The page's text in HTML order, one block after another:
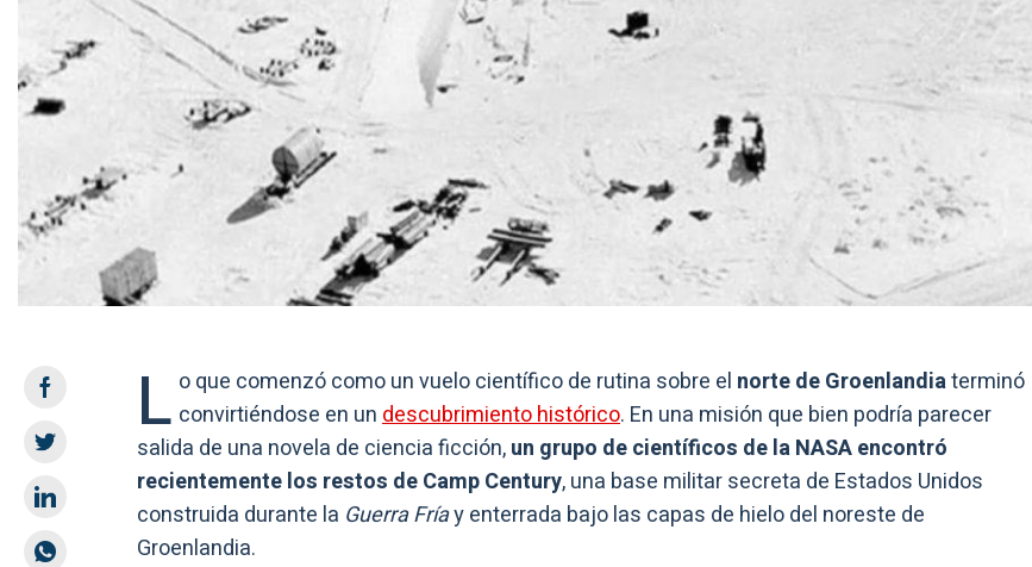
L o que comenzó como un vuelo científico de rutina sobre el norte de Groenlandiaterminó
convirtiéndose en undescubrimiento histórico. En una misión que bien podría parecer
salida de una novela de ciencia ficción,un grupo de científicos de la NASA encontró
recientemente los restos de Camp Century, una base militar secreta de Estados Unidos
construida durante la Guerra Fríay enterrada bajo las capas de hielo del noreste de
Groenlandia.